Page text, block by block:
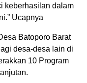
keberhasilan dalam
Ucapnya
Batoporo Barat
desa-desa lain di
10 Program